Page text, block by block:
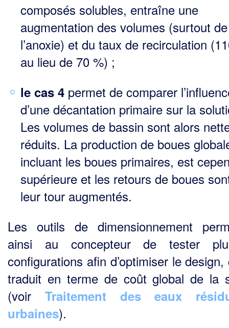
composés solubles, entraîne une
augmentation des volumes (surtout de
l’anoxie) et du taux de recirculation
au lieu de 70 %) ;
le cas 4 permet de comparer
d’une décantation primaire sur la
Les volumes de bassin sont alors
réduits. La production de boues
incluant les boues primaires, est
supérieure et les retours de boues
leur tour augmentés.
Les outils de dimensionnement
ainsi au concepteur de tester
configurations afin d’optimiser le
traduit en terme de coût global de la
(voir Traitement des eaux
urbaines).